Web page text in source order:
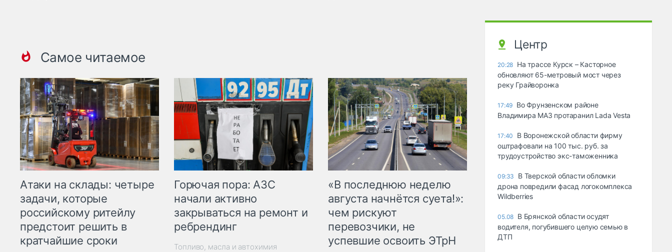
Самое читаемое
Атаки на склады: четыре
задачи, которые
российскому ритейлу
предстоит решить в
кратчайшие сроки
Горючая пора: АЗС
начали активно
закрываться на ремонт и
ребрендинг
Топливо, масла и автохимия
«В последнюю неделю
августа начнётся суета!»:
чем рискуют
перевозчики, не
успевшие освоить ЭТрН
Центр
20:28 На трассе Курск – Касторное
обновляют 65-метровый мост через
реку Грайворонка
17:49 Во Фрунзенском районе
Владимира МАЗ протаранил Lada Vesta
17:40
В Воронежской области фирму
оштрафовали на 100 тыс. руб. за
трудоустройство экс-таможенника
09:33
В Тверской области обломки
дрона повредили фасад логокомплекса
Wildberries
05.08 В Брянской области осудят
водителя, погубившего целую семью в
ДТП